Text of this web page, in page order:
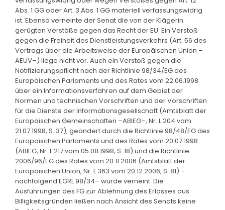
Abs. 1 GG oder Art. 3 Abs. 1 GG materiell verfassungswidrig
ist. Ebenso verneinte der Senat die von der Klägerin
gerügten Verstöße gegen das Recht der EU. Ein Verstoß
gegen die Freiheit des Dienstleistungsverkehrs (Art. 56 des
Vertrags über die Arbeitsweise der Europäischen Union –
AEUV–) liege nicht vor. Auch ein Verstoß gegen die
Notifizierungspflicht nach der Richtlinie 98/34/EG des
Europäischen Parlaments und des Rates vom 22.06.1998
über ein Informationsverfahren auf dem Gebiet der
Normen und technischen Vorschriften und der Vorschriften
für die Dienste der Informationsgesellschaft (Amtsblatt der
Europäischen Gemeinschaften –ABlEG–, Nr. L 204 vom
21.07.1998, S. 37), geändert durch die Richtlinie 98/48/EG des
Europäischen Parlaments und des Rates vom 20.07.1998
(ABlEG, Nr. L 217 vom 05.08.1998, S. 18) und die Richtlinie
2006/96/EG des Rates vom 20.11.2006 (Amtsblatt der
Europäischen Union, Nr. L 363 vom 20.12.2006, S. 81) –
nachfolgend EGRL 98/34– wurde verneint. Die
Ausführungen des FG zur Ablehnung des Erlasses aus
Billigkeitsgründen ließen nach Ansicht des Senats keine